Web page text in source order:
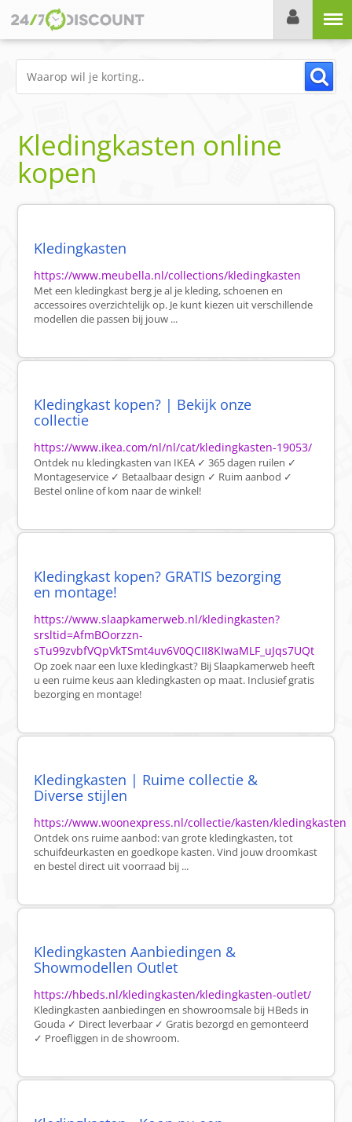
Kledingkasten online
kopen
Kledingkasten
https://www.meubella.nl/collections/kledingkasten
Met een kledingkast berg je al je kleding, schoenen en
accessoires overzichtelijk op. Je kunt kiezen uit verschillende
modellen die passen bij jouw ...
Kledingkast kopen? | Bekijk onze
collectie
https://www.ikea.com/nl/nl/cat/kledingkasten-19053/
Ontdek nu kledingkasten van IKEA ✓ 365 dagen ruilen ✓
Montageservice ✓ Betaalbaar design ✓ Ruim aanbod ✓
Bestel online of kom naar de winkel!
Kledingkast kopen? GRATIS bezorging
en montage!
https://www.slaapkamerweb.nl/kledingkasten?
srsltid=AfmBOorzzn-
sTu99zvbfVQpVkTSmt4uv6V0QCII8KIwaMLF_uJqs7UQt
Op zoek naar een luxe kledingkast? Bij Slaapkamerweb heeft
u een ruime keus aan kledingkasten op maat. Inclusief gratis
bezorging en montage!
Kledingkasten | Ruime collectie &
Diverse stijlen
https://www.woonexpress.nl/collectie/kasten/kledingkasten
Ontdek ons ruime aanbod: van grote kledingkasten, tot
schuifdeurkasten en goedkope kasten. Vind jouw droomkast
en bestel direct uit voorraad bij ...
Kledingkasten Aanbiedingen &
Showmodellen Outlet
https://hbeds.nl/kledingkasten/kledingkasten-outlet/
Kledingkasten aanbiedingen en showroomsale bij HBeds in
Gouda ✓ Direct leverbaar ✓ Gratis bezorgd en gemonteerd
✓ Proefliggen in de showroom.